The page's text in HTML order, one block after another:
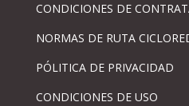
CONDICIONES DE
NORMAS DE RUTA
PÓLITICA DE PRIVACIDAD
CONDICIONES DE USO